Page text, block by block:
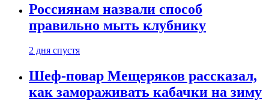
Россиянам назвали способ
правильно мыть клубнику
2 дня спустя
Шеф-повар Мещеряков рассказал,
как замораживать кабачки на зиму